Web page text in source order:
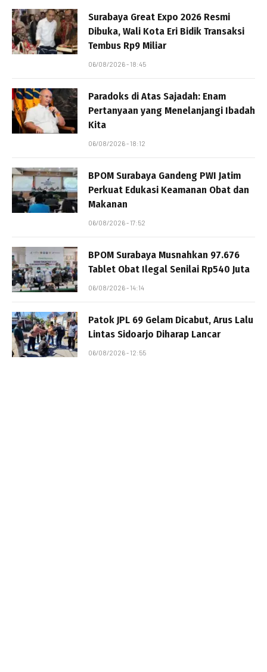
Surabaya Great Expo 2026 Resmi
Dibuka, Wali Kota Eri Bidik Transaksi
Tembus Rp9 Miliar
06/08/2026 - 18:45
Paradoks di Atas Sajadah: Enam
Pertanyaan yang Menelanjangi Ibadah
Kita
06/08/2026 - 18:12
BPOM Surabaya Gandeng PWI Jatim
Perkuat Edukasi Keamanan Obat dan
Makanan
06/08/2026 - 17:52
BPOM Surabaya Musnahkan 97.676
Tablet Obat Ilegal Senilai Rp540 Juta
06/08/2026 - 14:14
Patok JPL 69 Gelam Dicabut, Arus Lalu
Lintas Sidoarjo Diharap Lancar
06/08/2026 - 12:55